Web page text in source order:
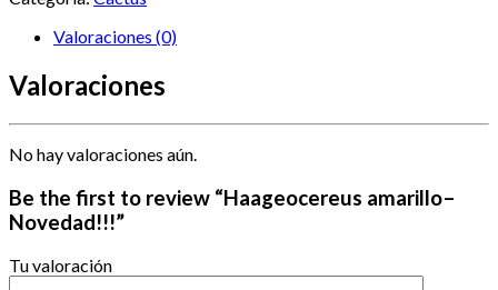
Valoraciones (0)
Valoraciones
No hay valoraciones aún.
Be the first to review “Haageocereus amarillo–
Novedad!!!”
Tu valoración